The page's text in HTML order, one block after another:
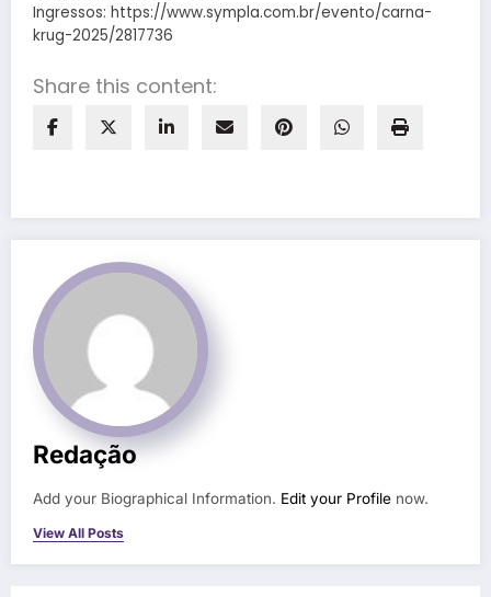
Ingressos: https://www.sympla.com.br/evento/carna-
krug-2025/2817736
Share this content:
Redação
Add your Biographical Information. Edit your Profile now.
View All Posts